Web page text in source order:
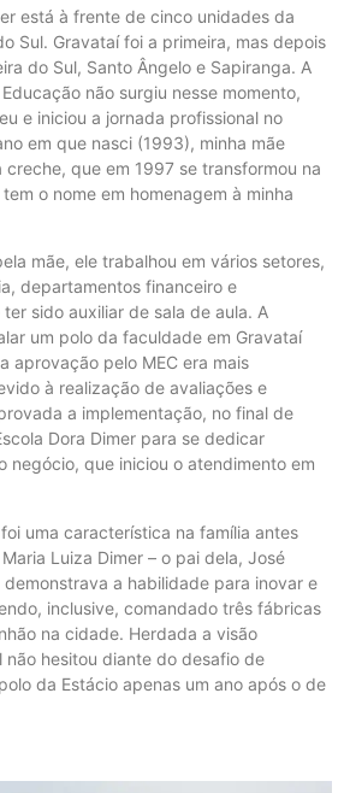
está à frente de cinco unidades da
Sul. Gravataí foi a primeira, mas depois
do Sul, Santo Ângelo e Sapiranga. A
não surgiu nesse momento,
e iniciou a jornada profissional no
em que nasci (1993), minha mãe
creche, que em 1997 se transformou na
o nome em homenagem à minha
mãe, ele trabalhou em vários setores,
departamentos financeiro e
sido auxiliar de sala de aula. A
um polo da faculdade em Gravataí
aprovação pelo MEC era mais
à realização de avaliações e
a implementação, no final de
Dora Dimer para se dedicar
negócio, que iniciou o atendimento em
uma característica na família antes
Luiza Dimer – o pai dela, José
demonstrava a habilidade para inovar e
inclusive, comandado três fábricas
na cidade. Herdada a visão
não hesitou diante do desafio de
da Estácio apenas um ano após o de